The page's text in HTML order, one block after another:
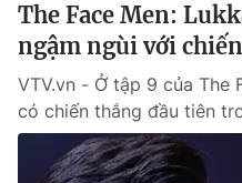
The Face Men:
ngậm ngùi với
VTV.vn - Ở tập 9 của The
có chiến thắng đầu tiên